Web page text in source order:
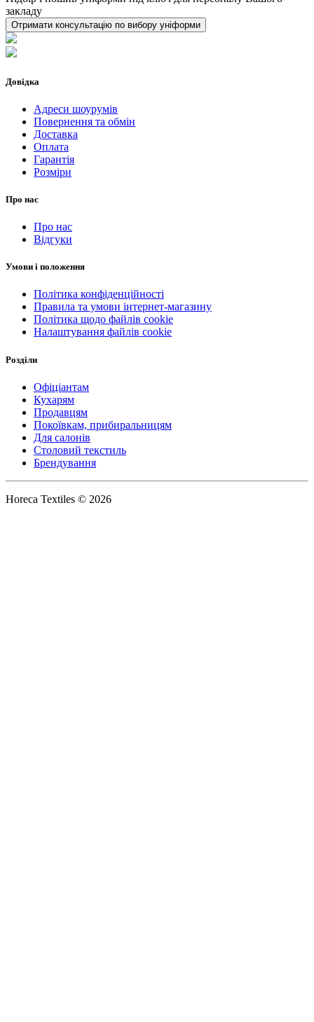
закладу
Отримати консультацію по вибору уніформи
Довідка
Адреси шоурумів
Повернення та обмін
Доставка
Оплата
Гарантія
Розміри
Про нас
Про нас
Відгуки
Умови і положення
Політика конфіденційності
Правила та умови інтернет-магазину
Політика щодо файлів cookie
Налаштування файлів cookie
Розділи
Офіціантам
Кухарям
Продавцям
Покоївкам, прибиральницям
Для салонів
Столовий текстиль
Брендування
Horeca Textiles © 2026